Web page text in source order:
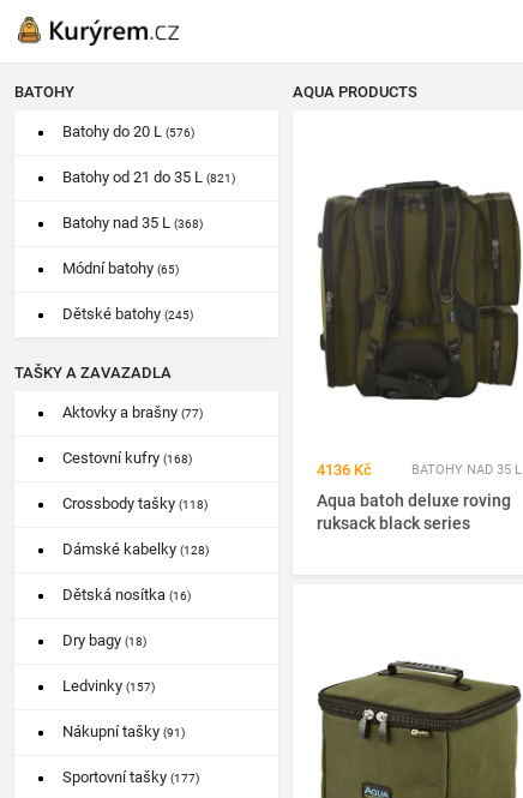
BATOHY
Batohy do 20 L (576)
Batohy od 21 do 35 L (821)
Batohy nad 35 L (368)
Módní batohy (65)
Dětské batohy (245)
TAŠKY A ZAVAZADLA
Aktovky a brašny (77)
Cestovní kufry (168)
Crossbody tašky (118)
Dámské kabelky (128)
Dětská nosítka (16)
Dry bagy (18)
Ledvinky (157)
Nákupní tašky (91)
Sportovní tašky (177)
AQUA PRODUCTS
4136 Kč BATOHY NAD 35 L
Aqua batoh deluxe roving
ruksack black series